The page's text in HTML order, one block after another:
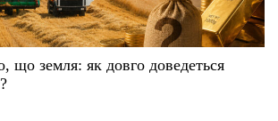
що земля: як довго доведеться